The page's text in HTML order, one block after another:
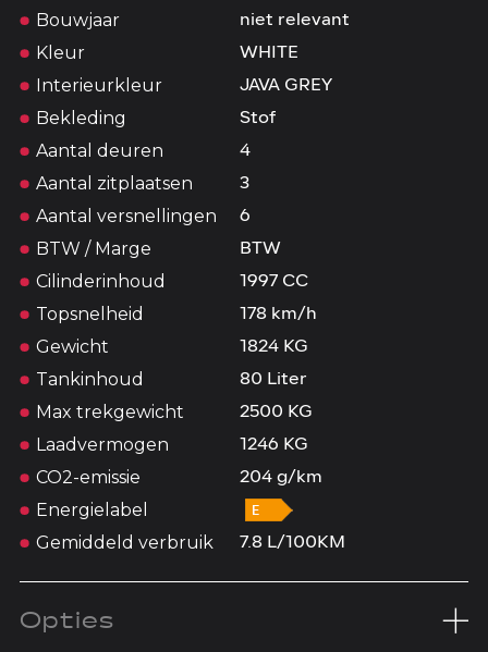
Bouwjaar niet relevant
Kleur WHITE
Interieurkleur JAVA GREY
Bekleding Stof
Aantal deuren 4
Aantal zitplaatsen 3
Aantal versnellingen 6
BTW / Marge BTW
Cilinderinhoud 1997 CC
Topsnelheid 178 km/h
Gewicht 1824 KG
Tankinhoud 80 Liter
Max trekgewicht 2500 KG
Laadvermogen 1246 KG
CO2-emissie 204 g/km
Energielabel
Gemiddeld verbruik
7.8 L/100KM
Opties